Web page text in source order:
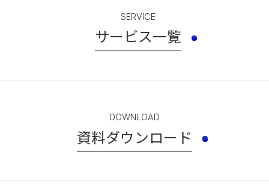
SERVICE
サービス一覧
DOWNLOAD
資料ダウンロード